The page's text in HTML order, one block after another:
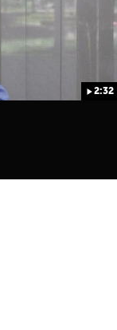
2:32